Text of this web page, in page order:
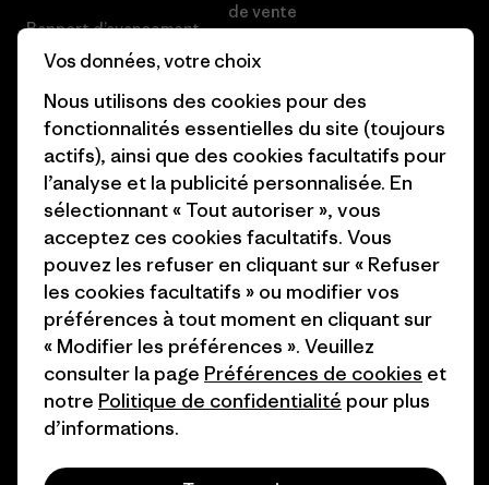
Rapport d’avancement
Business Unusual
Objectifs climatiques
1% For The Planet
Comment nous finançons
Cartes cadeaux
Nos magasins
de vente
Préférences de cookie
Carrières
Presse et media
Industry program
Programme d’affiliation
Patagonia France Plan du site
© 2026 Patagonia, Inc. All Rights Reserved.
Vos données, votre choix
Nous utilisons des cookies pour des
fonctionnalités essentielles du site (toujours
actifs), ainsi que des cookies facultatifs pour
l’analyse et la publicité personnalisée. En
sélectionnant « Tout autoriser », vous
acceptez ces cookies facultatifs. Vous
pouvez les refuser en cliquant sur « Refuser
les cookies facultatifs » ou modifier vos
préférences à tout moment en cliquant sur
« Modifier les préférences ». Veuillez
consulter la page Préférences de cookies et
notre Politique de confidentialité pour plus
d’informations.